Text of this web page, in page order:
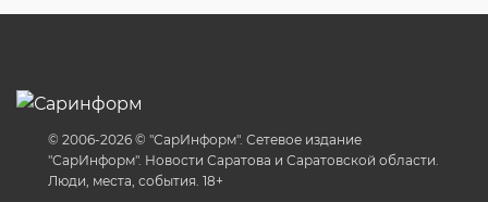
© 2006-2026 © "СарИнформ". Сетевое издание
"СарИнформ". Новости Саратова и Саратовской области.
Люди, места, события. 18+